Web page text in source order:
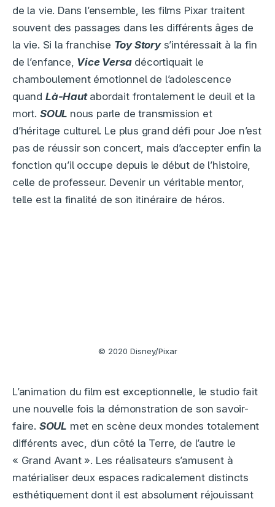
de la vie. Dans l’ensemble, les films Pixar traitent
souvent des passages dans les différents âges de
la vie. Si la franchise Toy Storys’intéressait à la fin
de l’enfance, Vice Versadécortiquait le
chamboulement émotionnel de l’adolescence
quand Là-Hautabordait frontalement le deuil et la
mort. SOUL nous parle de transmission et
d’héritage culturel. Le plus grand défi pour Joe n’est
pas de réussir son concert, mais d’accepter enfin la
fonction qu’il occupe depuis le début de l’histoire,
celle de professeur. Devenir un véritable mentor,
telle est la finalité de son itinéraire de héros.
© 2020 Disney/Pixar
L’animation du film est exceptionnelle, le studio fait
une nouvelle fois la démonstration de son savoir-
faire. SOUL met en scène deux mondes totalement
différents avec, d’un côté la Terre, de l’autre le
« Grand Avant ». Les réalisateurs s’amusent à
matérialiser deux espaces radicalement distincts
esthétiquement dont il est absolument réjouissant